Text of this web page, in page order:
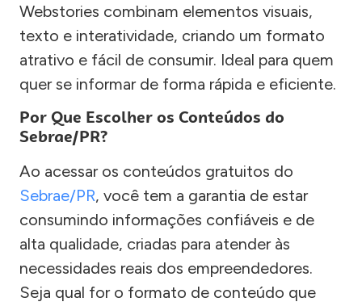
Webstories combinam elementos visuais,
texto e interatividade, criando um formato
atrativo e fácil de consumir. Ideal para quem
quer se informar de forma rápida e eficiente.
Por Que Escolher os Conteúdos do
Sebrae/PR?
Ao acessar os conteúdos gratuitos do
Sebrae/PR, você tem a garantia de estar
consumindo informações confiáveis e de
alta qualidade, criadas para atender às
necessidades reais dos empreendedores.
Seja qual for o formato de conteúdo que